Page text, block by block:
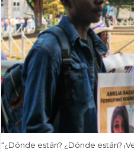
“¿Dónde están? ¿Dónde están?